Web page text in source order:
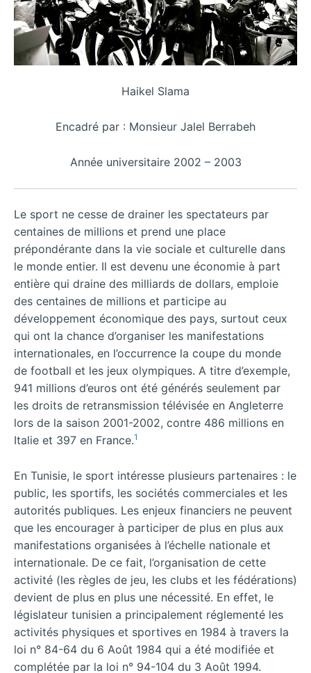
Haikel Slama
Encadré par : Monsieur Jalel Berrabeh
Année universitaire 2002 – 2003
Le sport ne cesse de drainer les spectateurs par
centaines de millions et prend une place
prépondérante dans la vie sociale et culturelle dans
le monde entier. Il est devenu une économie à part
entière qui draine des milliards de dollars, emploie
des centaines de millions et participe au
développement économique des pays, surtout ceux
qui ont la chance d’organiser les manifestations
internationales, en l’occurrence la coupe du monde
de football et les jeux olympiques. A titre d’exemple,
941 millions d’euros ont été générés seulement par
les droits de retransmission télévisée en Angleterre
lors de la saison 2001-2002, contre 486 millions en
Italie et 397 en France.1
En Tunisie, le sport intéresse plusieurs partenaires : le
public, les sportifs, les sociétés commerciales et les
autorités publiques. Les enjeux financiers ne peuvent
que les encourager à participer de plus en plus aux
manifestations organisées à l’échelle nationale et
internationale. De ce fait, l’organisation de cette
activité (les règles de jeu, les clubs et les fédérations)
devient de plus en plus une nécessité. En effet, le
législateur tunisien a principalement réglementé les
activités physiques et sportives en 1984 à travers la
loi n° 84-64 du 6 Août 1984 qui a été modifiée et
complétée par la loi n° 94-104 du 3 Août 1994.